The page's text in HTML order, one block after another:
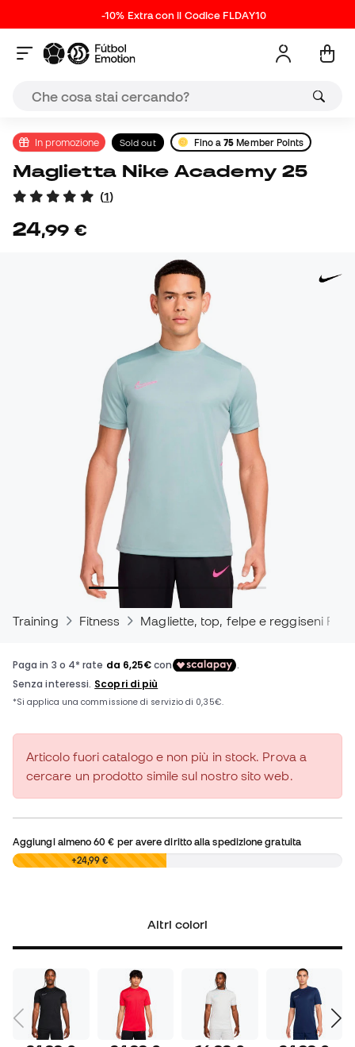
-10% Extra con il Codice FLDAY10
In promozione Sold out Fino a75 Member Points
Maglietta Nike Academy 25
(1)
24,99 €
Training Fitness Magliette, top, felpe e reggiseni
Articolo fuori catalogo e non più in stock. Prova a
cercare un prodotto simile sul nostro sito web.
Aggiungi almeno60 € per avere diritto alla spedizione gratuita
0,00 € +24,99 €
Altri colori